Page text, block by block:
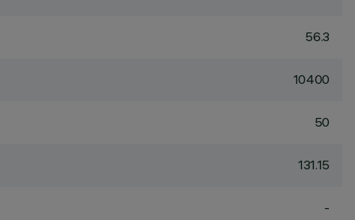
56.3
10400
50
131.15
-